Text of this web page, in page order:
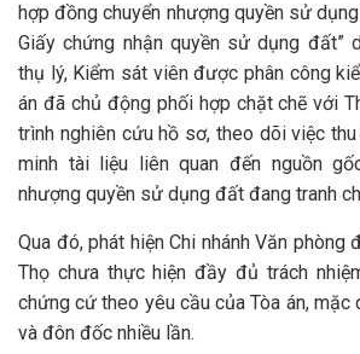
hợp đồng chuyển nhượng quyền sử
Giấy chứng nhận quyền sử dụng đất”
thụ lý, Kiểm sát viên được phân công
án đã chủ động phối hợp chặt chẽ với
trình nghiên cứu hồ sơ, theo dõi việc
minh tài liệu liên quan đến nguồn
nhượng quyền sử dụng đất đang tranh
Qua đó, phát hiện Chi nhánh Văn
Thọ chưa thực hiện đầy đủ trách
chứng cứ theo yêu cầu của Tòa án,
và đôn đốc nhiều lần.